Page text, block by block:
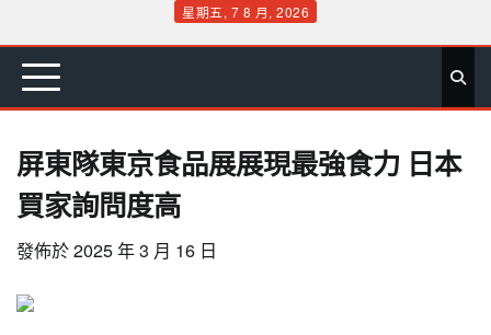
content
星期五, 7 8 月, 2026
首 要 娛 生 社 文 公 運 旅 政 地 專
屏東隊東京食品展展現最強食力 日本
買家詢問度高
發佈於2025 年 3 月 16 日